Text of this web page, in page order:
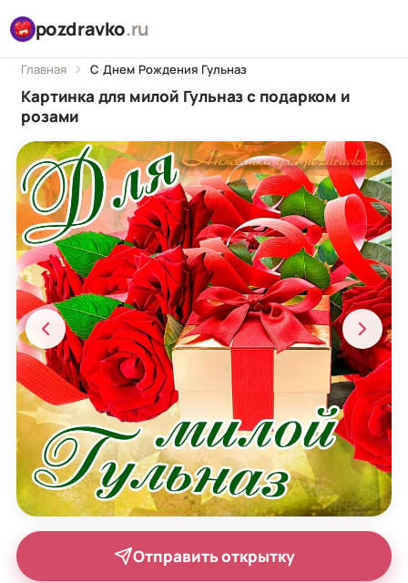
pozdravko.ru
Главная С Днем Рождения Гульназ
Картинка для милой Гульназ с подарком и
розами
Отправить открытку